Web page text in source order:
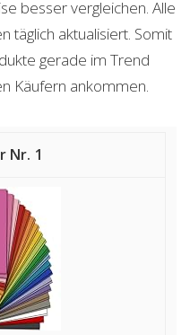
besser vergleichen. Alle
täglich aktualisiert. Somit
gerade im Trend
Käufern ankommen.
1